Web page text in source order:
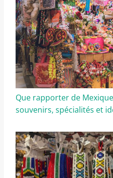
Que rapporter de
souvenirs, spécialités et